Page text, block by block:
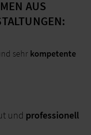
AUS
sehr kompetente
und professionell